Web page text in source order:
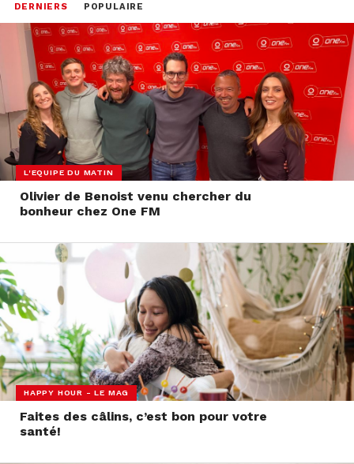
DERNIERS POPULAIRE
L'EQUIPE DU MATIN
Olivier de Benoist venu chercher du
bonheur chez One FM
HAPPY HOUR - LE MAG
Faites des câlins, c’est bon pour votre
santé!